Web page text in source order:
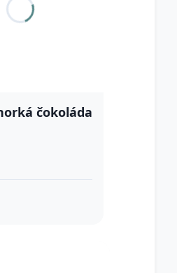
čokoláda